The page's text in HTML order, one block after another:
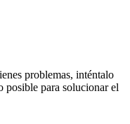
problemas, inténtalo
posible para solucionar el